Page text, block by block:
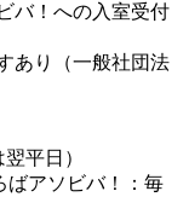
バ！への入室受付
あり（一般社団法
平日）
ばアソビバ！：毎